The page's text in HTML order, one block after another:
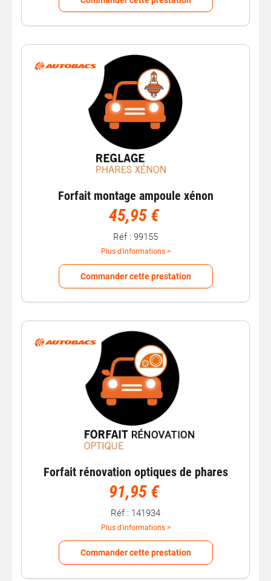
Forfait montage ampoule xénon
45,95 €
Réf : 99155
Plus d'informations >
Commander cette prestation
Forfait rénovation optiques de phares
91,95 €
Réf : 141934
Plus d'informations >
Commander cette prestation